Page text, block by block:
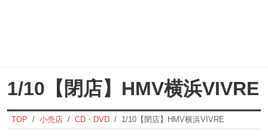
1/10【閉店】HMV横浜VIVRE
TOP 小売店 CD・DVD 1/10【閉店】HMV横浜VIVRE